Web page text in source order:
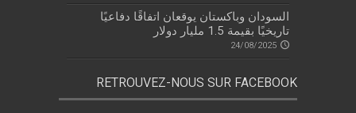
السودان وباكستان يوقعان اتفاقًا دفاعيًا
تاريخيًا بقيمة 1.5 مليار دولار
24/08/2025
RETROUVEZ-NOUS SUR FACEBOOK